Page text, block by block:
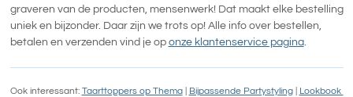
graveren van de producten, mensenwerk! Dat maakt elke bestelling
uniek en bijzonder. Daar zijn we trots op! Alle info over bestellen,
betalen en verzenden vind je op onze klantenservice pagina.
Ook interessant: Taarttoppers op Thema| Bijpassende Partystyling| Lookbook